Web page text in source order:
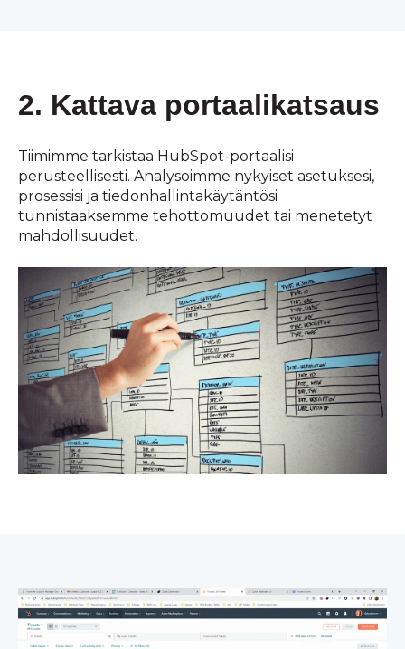
2. Kattava portaalikatsaus
Tiimimme tarkistaa HubSpot-portaalisi
perusteellisesti. Analysoimme nykyiset asetuksesi,
prosessisi ja tiedonhallintakäytäntösi
tunnistaaksemme tehottomuudet tai menetetyt
mahdollisuudet.